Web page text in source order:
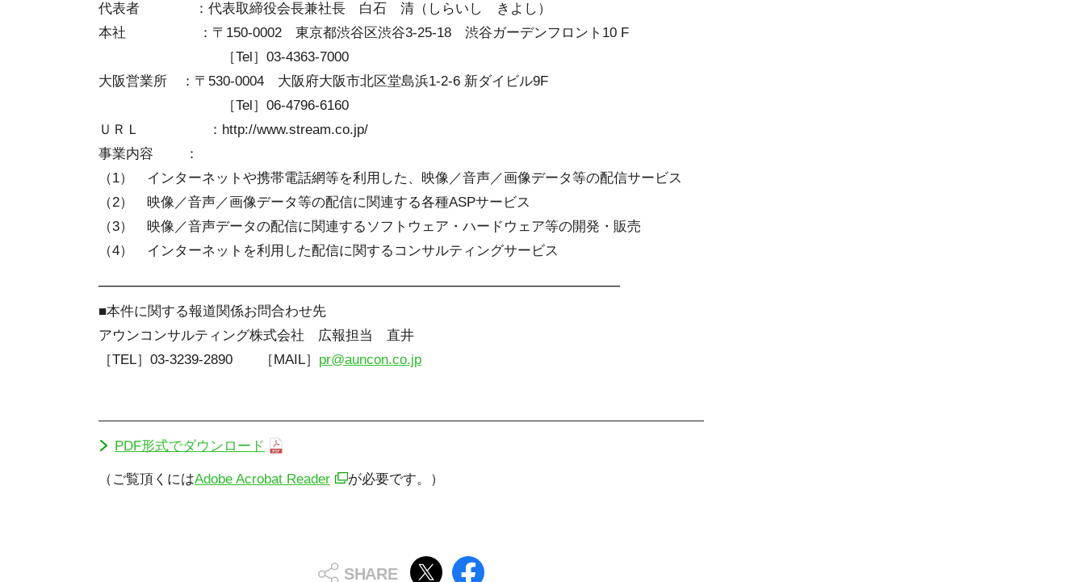
代表者 ：代表取締役会長兼社長 白石 清（しらいし きよし）
本社 ：〒150-0002 東京都渋谷区渋谷3-25-18 渋谷ガーデンフロント10 F
［Tel］03-4363-7000
大阪営業所 ：〒530-0004 大阪府大阪市北区堂島浜1-2-6 新ダイビル9F
［Tel］06-4796-6160
ＵＲＬ ：http://www.stream.co.jp/
事業内容 ：
（1） インターネットや携帯電話網等を利用した、映像／音声／画像データ等の配信サービス
（2） 映像／音声／画像データ等の配信に関連する各種ASPサービス
（3） 映像／音声データの配信に関連するソフトウェア・ハードウェア等の開発・販売
（4） インターネットを利用した配信に関するコンサルティングサービス
━━━━━━━━━━━━━━━━━━━━━━━━━━━━━━━━━━━━━━
■本件に関する報道関係お問合わせ先
アウンコンサルティング株式会社 広報担当 直井
［TEL］03-3239-2890 ［MAIL］ pr@auncon.co.jp
PDF形式でダウンロード
（ご覧頂くにはAdobe Acrobat Reader が必要です。）